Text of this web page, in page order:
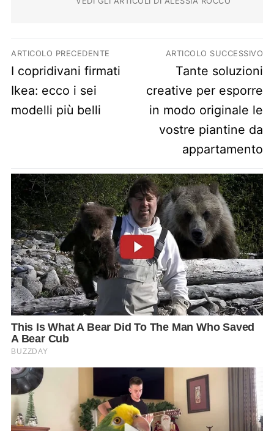
Navigazione articoli
ARTICOLO PRECEDENTE
Previous post:
I copridivani firmati
Ikea: ecco i sei
modelli più belli
ARTICOLO SUCCESSIVO
Next post:
Tante soluzioni
creative per esporre
in modo originale le
vostre piantine da
appartamento